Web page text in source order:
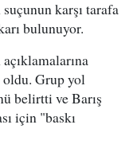
suçunun karşı tarafa
bulunuyor.
Grup yol
belirtti ve Barış
için "baskı